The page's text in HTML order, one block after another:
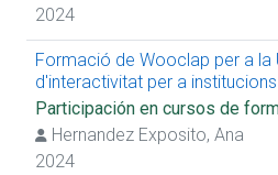
2024
Formació de Wooclap per a la
d'interactivitat per a
Participación en cursos de
Hernandez Exposito, Ana
2024